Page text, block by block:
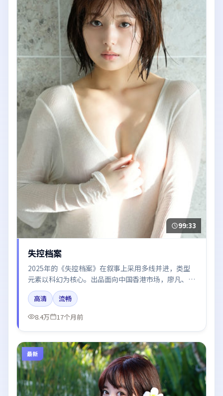
99:33
失控档案
2025年的《失控档案》在叙事上采用多线并进，类型
元素以科幻为核心。出品面向中国香港市场，廖凡、周
迅、胡歌、赵丽颖所饰角色推动关键反转，结尾留白引
发讨论。
高清
流畅
8.4万
17个月前
最新